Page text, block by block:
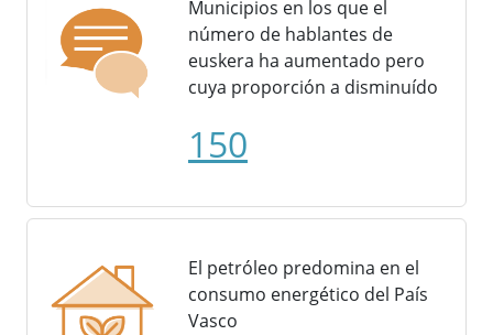
Municipios en los que el
número de hablantes de
euskera ha aumentado pero
cuya proporción a disminuído
150
El petróleo predomina en el
consumo energético del País
Vasco